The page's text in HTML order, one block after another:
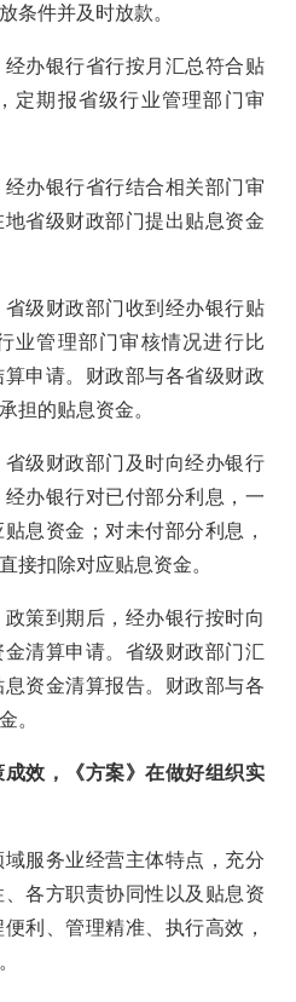
条件并及时放款。
经办银行省行按月汇总符合贴
定期报省级行业管理部门审
经办银行省行结合相关部门审
省级财政部门提出贴息资金
省级财政部门收到经办银行贴
业管理部门审核情况进行比
申请。财政部与各省级财政
担的贴息资金。
省级财政部门及时向经办银行
办银行对已付部分利息，一
息资金；对未付部分利息，
接扣除对应贴息资金。
政策到期后，经办银行按时向
清算申请。省级财政部门汇
资金清算报告。财政部与各
。
效，《方案》在做好组织实
服务业经营主体特点，充分
各方职责协同性以及贴息资
利、管理精准、执行高效，